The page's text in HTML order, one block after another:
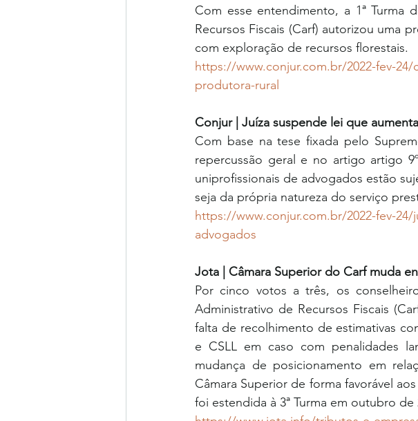
Com esse entendimento, a 1ª Turma
Recursos Fiscais (Carf) autorizou uma
com exploração de recursos florestais.
https://www.conjur.com.br/2022-fev-
produtora-rural
Conjur | Juíza suspende lei que
Com base na tese fixada pelo
repercussão geral e no artigo artigo
uniprofissionais de advogados estão
seja da própria natureza do serviço
https://www.conjur.com.br/2022-fev-
advogados
Jota | Câmara Superior do Carf muda
Por cinco votos a três, os
Administrativo de Recursos Fiscais
falta de recolhimento de estimativas
e CSLL em caso com penalidades
mudança de posicionamento em
Câmara Superior de forma favorável
foi estendida à 3ª Turma em outubro de